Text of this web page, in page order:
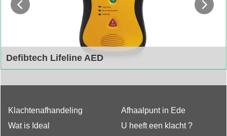
Defibtech Lifeline AED
Klachtenafhandeling
Wat is Ideal
Afhaalpunt in Ede
U heeft een klacht ?